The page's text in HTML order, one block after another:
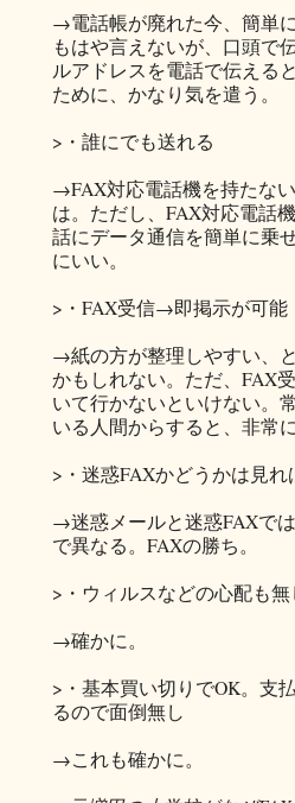
→電話帳が廃れた今、簡単
もはや言えないが、口頭で
ルアドレスを電話で伝える
ために、かなり気を遣う。
>・誰にでも送れる
→FAX対応電話機を持たな
は。ただし、FAX対応電話
話にデータ通信を簡単に乗
にいい。
>・FAX受信→即掲示が可能
→紙の方が整理しやすい、
かもしれない。ただ、FAX
いて行かないといけない。
いる人間からすると、非常
>・迷惑FAXかどうかは見れ
→迷惑メールと迷惑FAXで
で異なる。FAXの勝ち。
>・ウィルスなどの心配も無
→確かに。
>・基本買い切りでOK。支
るので面倒無し
→これも確かに。